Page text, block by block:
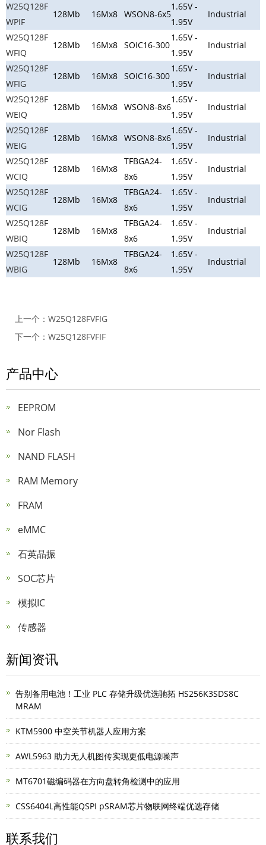
W25Q128F
WPIF
128Mb 16Mx8 WSON8-6x5
1.65V -
1.95V
Industrial
W25Q128F
WFIQ
128Mb 16Mx8 SOIC16-300
1.65V -
1.95V
Industrial
W25Q128F
WFIG
128Mb 16Mx8 SOIC16-300
1.65V -
1.95V
Industrial
W25Q128F
WEIQ
128Mb 16Mx8 WSON8-8x6
1.65V -
1.95V
Industrial
W25Q128F
WEIG
128Mb 16Mx8 WSON8-8x6
1.65V -
1.95V
Industrial
W25Q128F
WCIQ
128Mb 16Mx8
TFBGA24-
8x6
1.65V -
1.95V
Industrial
W25Q128F
WCIG
128Mb 16Mx8
TFBGA24-
8x6
1.65V -
1.95V
Industrial
W25Q128F
WBIQ
128Mb 16Mx8
TFBGA24-
8x6
1.65V -
1.95V
Industrial
W25Q128F
WBIG
128Mb 16Mx8
TFBGA24-
8x6
1.65V -
1.95V
Industrial
上一个： W25Q128FVFIG
下一个： W25Q128FVFIF
产品中心
EEPROM
Nor Flash
NAND FLASH
RAM Memory
FRAM
eMMC
石英晶振
SOC芯片
模拟IC
传感器
新闻资讯
告别备用电池！工业 PLC 存储升级优选驰拓 HS256K3SDS8C
MRAM
KTM5900 中空关节机器人应用方案
AWL5963 助力无人机图传实现更低电源噪声
MT6701磁编码器在方向盘转角检测中的应用
CSS6404L高性能QSPI pSRAM芯片物联网终端优选存储
联系我们